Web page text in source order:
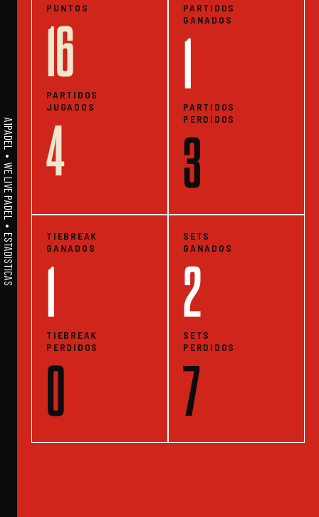
A1PADEL • WE LIVE PADEL • ESTADISTICAS
PUNTOS
16
PARTIDOS
JUGADOS
4
PARTIDOS
GANADOS
1
PARTIDOS
PERDIDOS
3
TIEBREAK
GANADOS
1
TIEBREAK
PERDIDOS
0
SETS
GANADOS
2
SETS
PERDIDOS
7